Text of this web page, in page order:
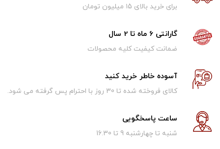
برای خرید بالای ۱5 میلیون تومان
گارانتی 6 ماه تا 2 سال
ضمانت کیفیت کلیه محصولات
آسوده خاطر خرید کنید
کالای فروخته شده تا 30 روز با احترام پس گرفته می شود.
ساعت پاسخگویی
شنبه تا چهارشنبه 9 تا 16.30